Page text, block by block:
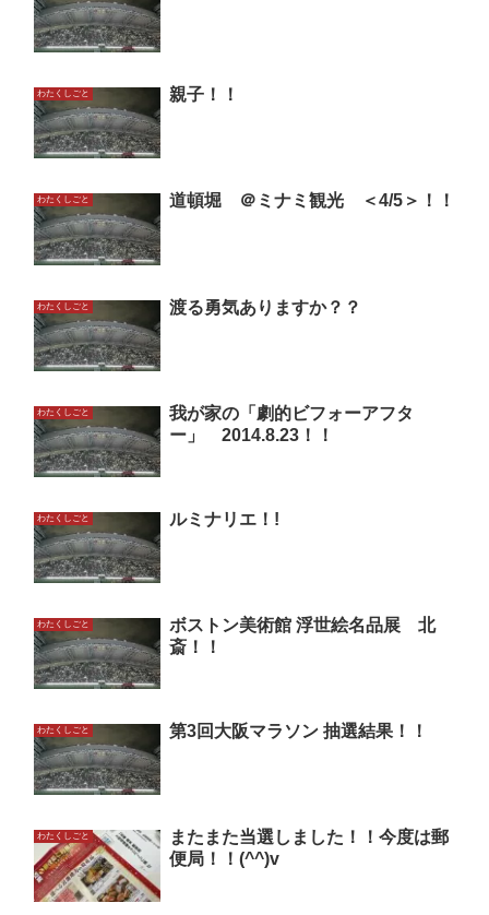
わたくしごと 親子！！
わたくしごと 道頓堀 ＠ミナミ観光 ＜4/5＞！！
わたくしごと 渡る勇気ありますか？？
わたくしごと
我が家の「劇的ビフォーアフタ
ー」 2014.8.23！！
わたくしごと ルミナリエ！!
わたくしごと
ボストン美術館 浮世絵名品展 北
斎！！
わたくしごと 第3回大阪マラソン 抽選結果！！
わたくしごと
またまた当選しました！！今度は郵
便局！！(^^)v